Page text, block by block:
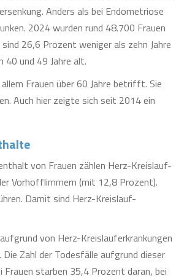
Anders als bei Endometriose
2024 wurden rund 48.700 Frauen
26,6 Prozent weniger als zehn Jahre
40 und 49 Jahre alt.
Frauen über 60 Jahre betrifft. Sie
Auch hier zeigte sich seit 2014 ein
von Frauen zählen Herz-Kreislauf-
Vorhofflimmern (mit 12,8 Prozent).
Damit sind Herz-Kreislauf-
von Herz-Kreislauferkrankungen
Zahl der Todesfälle aufgrund dieser
Frauen starben 35,4 Prozent daran, bei